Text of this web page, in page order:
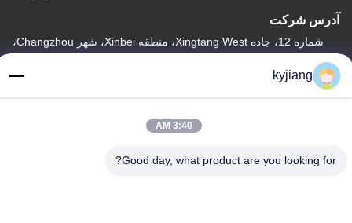
آدرس شرکت
شماره 12، جاده Xingtang West، منطقه Xinbei، شهر Changzhou،
آدرس کارخانه
تلفن
kyjiang
3:40 AM
Good day, what product are you looking for?